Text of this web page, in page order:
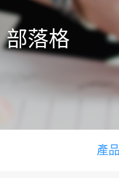
部落格
產